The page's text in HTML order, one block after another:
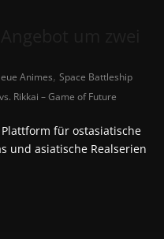
Animes, Space Battleship
Rikkai – Game of Future
Plattform für ostasiatische
und asiatische Realserien